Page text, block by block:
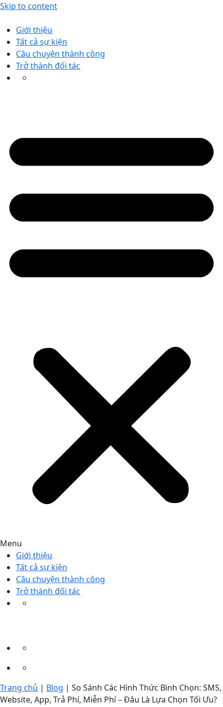
Skip to content
Giới thiệu
Tất cả sự kiện
Câu chuyện thành công
Trở thành đối tác
Menu
Giới thiệu
Tất cả sự kiện
Câu chuyện thành công
Trở thành đối tác
Trang chủ | Blog | So Sánh Các Hình Thức Bình Chọn: SMS,
Website, App, Trả Phí, Miễn Phí – Đâu Là Lựa Chọn Tối Ưu?